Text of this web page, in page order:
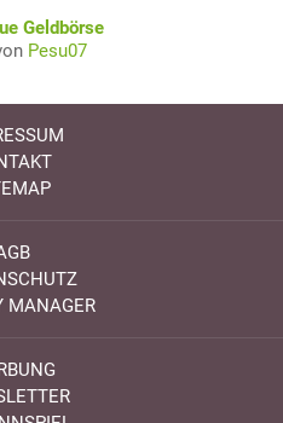
Geldbörse
Pesu07
MANAGER